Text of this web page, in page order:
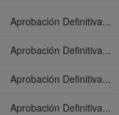
Aprobación Definitiva...
Aprobación Definitiva...
Aprobación Definitiva...
Aprobación Definitiva...